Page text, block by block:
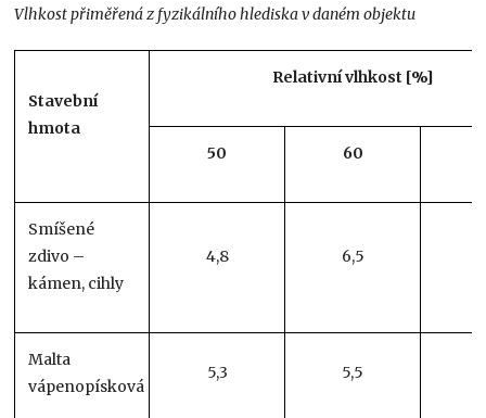
Vlhkost přiměřená z fyzikálního hlediska v daném objektu
Stavební
hmota
Relativní vlhkost [%]
50 60
Smíšené
zdivo –
kámen, cihly
4,8 6,5
Malta
vápenopísková
5,3 5,5